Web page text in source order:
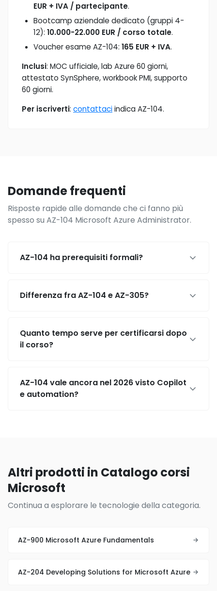
EUR + IVA / partecipante.
Bootcamp aziendale dedicato (gruppi 4-
12): 10.000-22.000 EUR / corso totale.
Voucher esame AZ-104: 165 EUR + IVA.
Inclusi: MOC ufficiale, lab Azure 60 giorni,
attestato SynSphere, workbook PMI, supporto
60 giorni.
Per iscriverti: contattaciindica AZ-104.
Domande frequenti
Risposte rapide alle domande che ci fanno più
spesso su AZ-104 Microsoft Azure Administrator.
AZ-104 ha prerequisiti formali?
Differenza fra AZ-104 e AZ-305?
Quanto tempo serve per certificarsi dopo
il corso?
AZ-104 vale ancora nel 2026 visto Copilot
e automation?
Altri prodotti in Catalogo corsi
Microsoft
Continua a esplorare le tecnologie della categoria.
AZ-900 Microsoft Azure Fundamentals
AZ-204 Developing Solutions for Microsoft Azure